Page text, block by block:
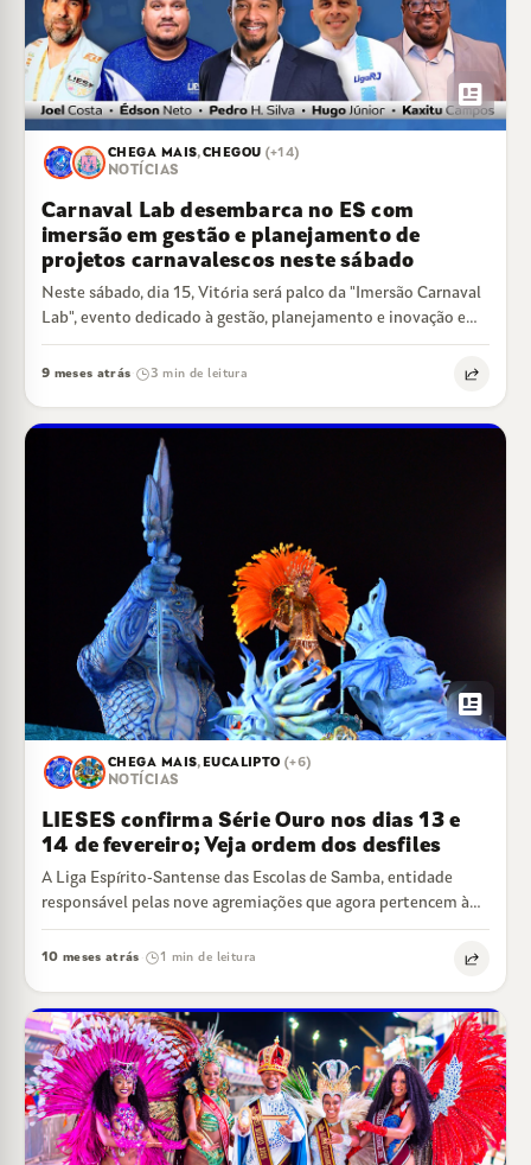
newsmode
CHEGA MAIS,CHEGOU (+14)
NOTÍCIAS
Carnaval Lab desembarca no ES com
imersão em gestão e planejamento de
projetos carnavalescos neste sábado
Neste sábado, dia 15, Vitória será palco da "Imersão Carnaval
Lab", evento dedicado à gestão, planejamento e inovação em
projetos de Carnaval.…
9 meses atrás 3 min de leitura
newsmode
CHEGA MAIS, EUCALIPTO (+6)
NOTÍCIAS
LIESES confirma Série Ouro nos dias 13 e
14 de fevereiro; Veja ordem dos desfiles
A Liga Espírito-Santense das Escolas de Samba, entidade
responsável pelas nove agremiações que agora pertencem à
Série Ouro do Carnaval de Vitória,…
10 meses atrás 1 min de leitura